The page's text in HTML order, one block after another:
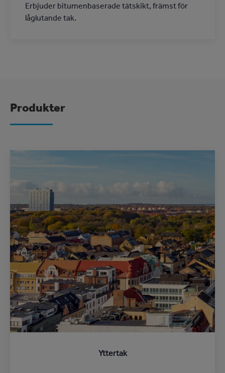
Erbjuder bitumenbaserade tätskikt, främst för
låglutande tak.
Produkter
Yttertak